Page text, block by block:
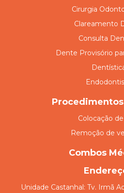
Cirurgia
Clareamento
Consulta
Dente Provisório
Colocação
Remoção de
Combos
Unidade Castanhal: Tv. Irmã